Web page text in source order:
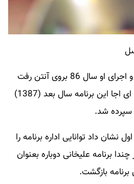
اولین بار ماه عسل با ایده و اجرای او سال 86 بروی آنتن رفت
اما بخاطر مشکلات سلیقه ای اجا این برنامه سال بعد (1387)
سپرده شد.
نشان داد توانایی اداره برنامه را
برنامه علیخانی دوباره بعنوان
بازگشت.